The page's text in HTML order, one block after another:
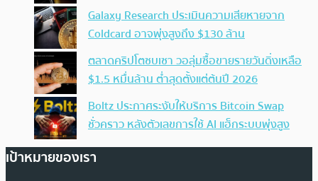
Galaxy Research ประเมินความเสียหายจาก
Coldcard อาจพุ่งสูงถึง $130 ล้าน
ตลาดคริปโตซบเซา วอลุ่มซื้อขายรายวันดิ่งเหลือ
$1.5 หมื่นล้าน ต่ำสุดตั้งแต่ต้นปี 2026
Boltz ประกาศระงับให้บริการ Bitcoin Swap
ชั่วคราว หลังตัวเลขการใช้ AI แฮ็กระบบพุ่งสูง
เป้าหมายของเรา